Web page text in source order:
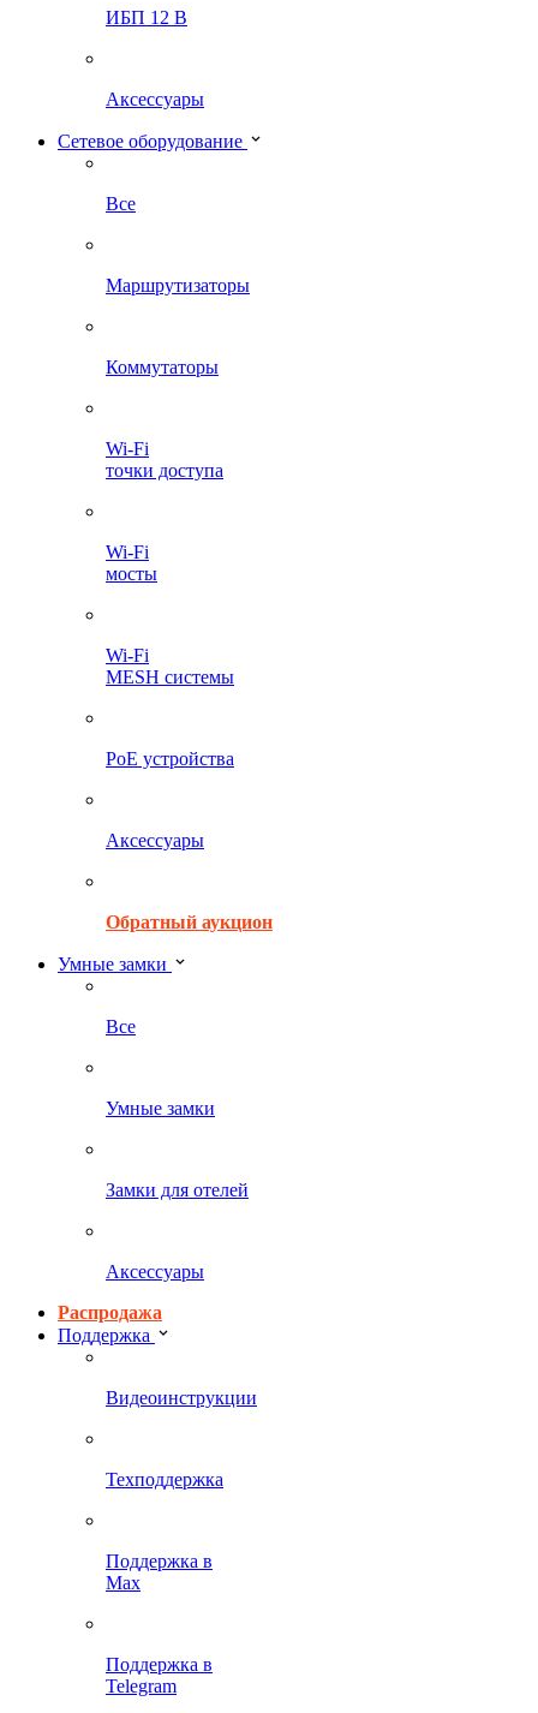
ИБП 12 В
Аксессуары
Сетевое оборудование
Все
Маршрутизаторы
Коммутаторы
Wi-Fi
точки доступа
Wi-Fi
мосты
Wi-Fi
MESH системы
PoE устройства
Аксессуары
Обратный аукцион
Умные замки
Все
Умные замки
Замки для отелей
Аксессуары
Распродажа
Поддержка
Видеоинструкции
Техподдержка
Поддержка в
Max
Поддержка в
Telegram